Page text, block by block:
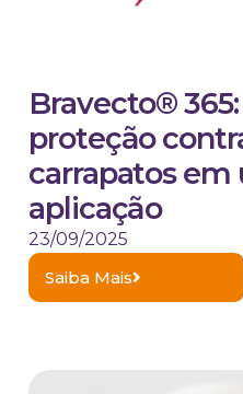
Bravecto® 365:
proteção
carrapatos em
aplicação
23/09/2025
Saiba Mais